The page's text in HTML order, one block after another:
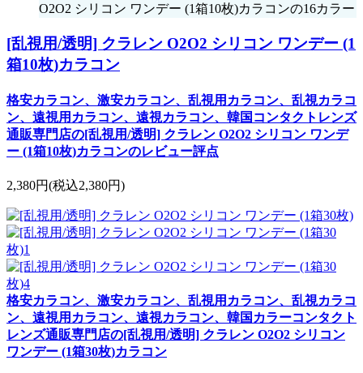
O2O2 シリコン ワンデー (1箱10枚)カラコンの16カラー
[乱視用/透明] クラレン O2O2 シリコン ワンデー (1
箱10枚)カラコン
格安カラコン、激安カラコン、乱視用カラコン、乱視カラコ
ン、遠視用カラコン、遠視カラコン、韓国コンタクトレンズ
通販専門店の[乱視用/透明] クラレン O2O2 シリコン ワンデ
ー (1箱10枚)カラコンのレビュー評点
2,380円(税込2,380円)
格安カラコン、激安カラコン、乱視用カラコン、乱視カラコ
ン、遠視用カラコン、遠視カラコン、韓国カラーコンタクト
レンズ通販専門店の[乱視用/透明] クラレン O2O2 シリコン
ワンデー (1箱30枚)カラコン